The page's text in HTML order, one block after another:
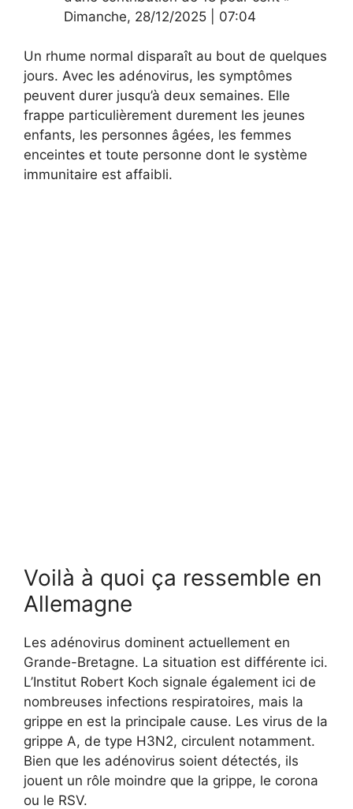
Dimanche, 28/12/2025 07:04
Un rhume normal disparaît au bout de quelques
jours. Avec les adénovirus, les symptômes
peuvent durer jusqu’à deux semaines. Elle
frappe particulièrement durement les jeunes
enfants, les personnes âgées, les femmes
enceintes et toute personne dont le système
immunitaire est affaibli.
Voilà à quoi ça ressemble en
Allemagne
Les adénovirus dominent actuellement en
Grande-Bretagne. La situation est différente ici.
L’Institut Robert Koch signale également ici de
nombreuses infections respiratoires, mais la
grippe en est la principale cause. Les virus de la
grippe A, de type H3N2, circulent notamment.
Bien que les adénovirus soient détectés, ils
jouent un rôle moindre que la grippe, le corona
ou le RSV.